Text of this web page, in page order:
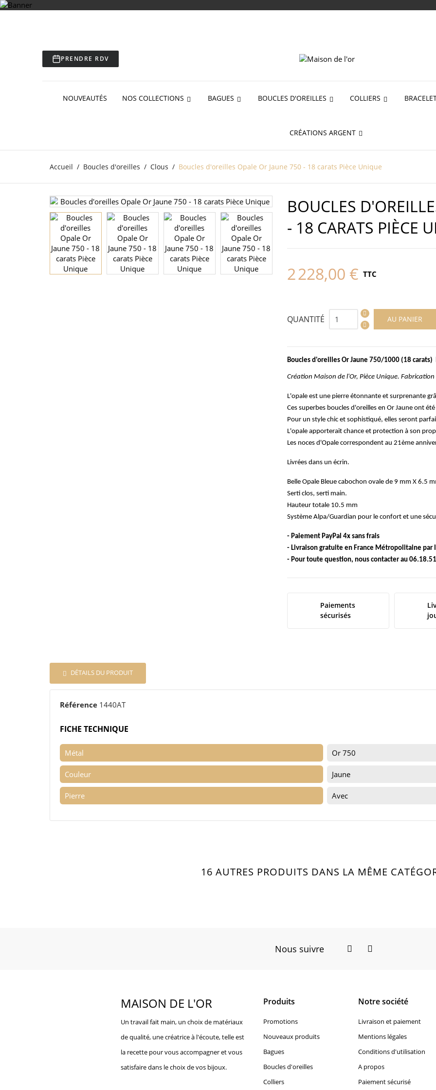
PRENDRE RDV
NOUVEAUTÉS NOS COLLECTIONS BAGUES BOUCLES D'OREILLES COLLIERS
CRÉATIONS ARGENT
Accueil Boucles d'oreilles Clous Boucles d'oreilles Opale Or Jaune 750 - 18 carats Pièce Unique
BOUCLES
- 18 CARATS PIÈCE
2 228,00 € TTC
QUANTITÉ AU PANIER
Boucles d'oreilles Or Jaune 750/1000 (18 carats)
Création Maison de l'Or, Pièce Unique.
L'opale est une pierre étonnante et surprenante
Ces superbes boucles d'oreilles en Or Jaune ont
Pour un style chic et sophistiqué, elles seront
L'opale apporterait chance et protection à son
Les noces d'Opale correspondent au 21ème
Livrées dans un écrin.
Belle Opale Bleue cabochon ovale de 9 mm X 6.5
Serti clos, serti main.
Hauteur totale 10.5 mm
Système Alpa/Guardian pour le confort et une
- Paiement PayPal 4x sans frais
- Livraison gratuite en France Métropolitaine par
- Pour toute question, nous contacter au
Paiements
sécurisés
DÉTAILS DU PRODUIT
Référence 1440AT
FICHE TECHNIQUE
Métal Or 750
Couleur Jaune
Pierre Avec
16 AUTRES PRODUITS DANS LA MÊME
Nous suivre FacebookInstagram
MAISON DE L'OR
Un travail fait main, un choix de matériaux
de qualité, une créatrice à l'écoute, telle est
la recette pour vous accompagner et vous
satisfaire dans le choix de vos bijoux.
Produits
Promotions
Nouveaux produits
Bagues
Boucles d'oreilles
Colliers
Notre société
Livraison et paiement
Mentions légales
Conditions d'utilisation
A propos
Paiement sécurisé